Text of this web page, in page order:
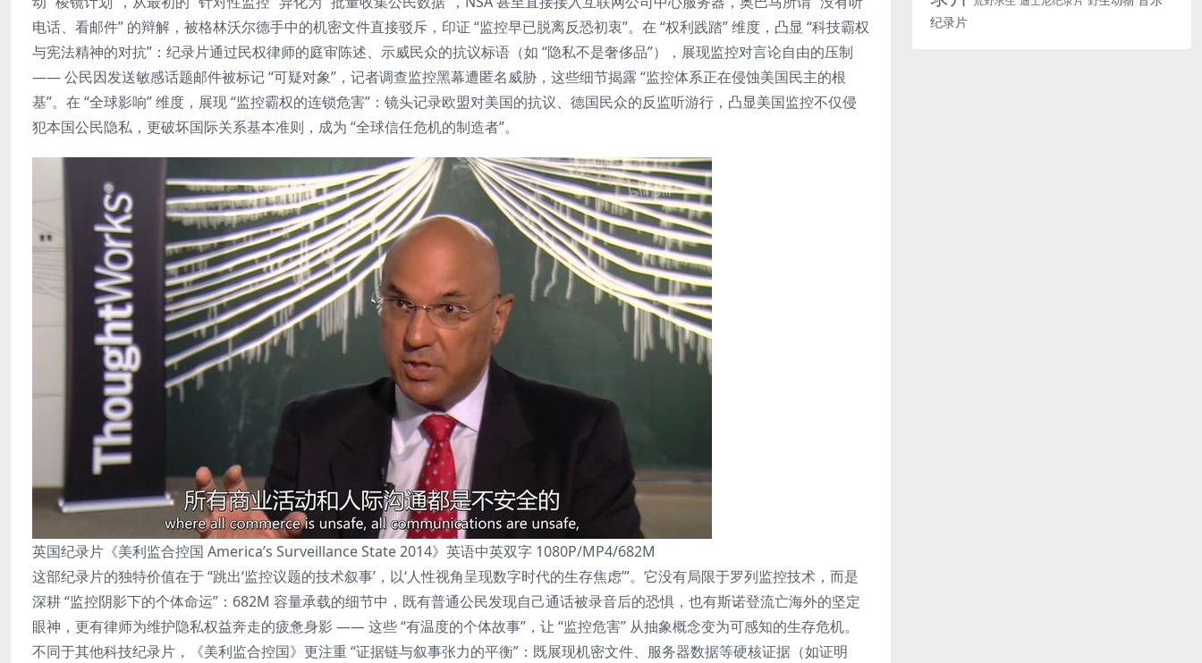
电话、看邮件” 的辩解，被格林沃尔德手中的机密文件直接驳斥，印证 “监控早已脱离反恐初衷”。在 “权利践踏” 维度，凸显 “科技霸权
与宪法精神的对抗”：纪录片通过民权律师的庭审陈述、示威民众的抗议标语（如 “隐私不是奢侈品”），展现监控对言论自由的压制
—— 公民因发送敏感话题邮件被标记 “可疑对象”，记者调查监控黑幕遭匿名威胁，这些细节揭露 “监控体系正在侵蚀美国民主的根
基”。在 “全球影响” 维度，展现 “监控霸权的连锁危害”：镜头记录欧盟对美国的抗议、德国民众的反监听游行，凸显美国监控不仅侵
犯本国公民隐私，更破坏国际关系基本准则，成为 “全球信任危机的制造者”。
英国纪录片《美利监合控国 America’s Surveillance State 2014》英语中英双字 1080P/MP4/682M
这部纪录片的独特价值在于 “跳出‘监控议题的技术叙事’，以‘人性视角呈现数字时代的生存焦虑’”。它没有局限于罗列监控技术，而是
深耕 “监控阴影下的个体命运”：682M 容量承载的细节中，既有普通公民发现自己通话被录音后的恐惧，也有斯诺登流亡海外的坚定
眼神，更有律师为维护隐私权益奔走的疲惫身影 —— 这些 “有温度的个体故事”，让 “监控危害” 从抽象概念变为可感知的生存危机。
不同于其他科技纪录片，《美利监合控国》更注重 “证据链与叙事张力的平衡”：既展现机密文件、服务器数据等硬核证据（如证明
纪录片